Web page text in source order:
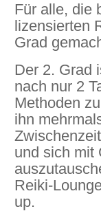
Für alle, die
lizensierten
Grad
Der 2. Grad
nach nur 2
Methoden
ihn
und sich mit
Reiki-
up.